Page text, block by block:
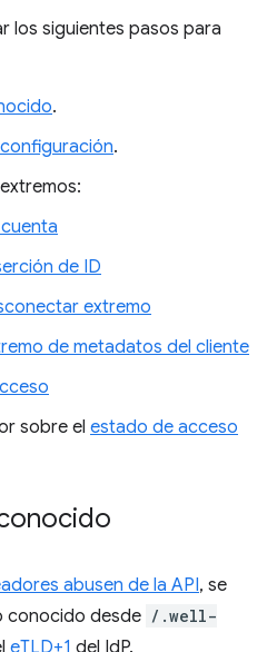
los siguientes pasos para
.
.
de ID
extremo
de metadatos del cliente
sobre el estado de acceso
abusen de la API, se
conocido desde /.well-
eTLD+1 del IdP.